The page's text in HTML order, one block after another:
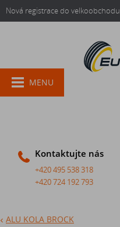
Nová registrace do velkoobchodu
Kontaktujte nás
+420 495 538 318
+420 724 192 793
MENU
ALU KOLA BROCK